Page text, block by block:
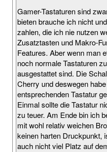
Gamer-Tastaturen sind
bieten brauche ich nicht
zahlen, die ich nie nutzen
Zusatztasten und Makro-
Features. Aber wenn man
noch normale Tastaturen
ausgestattet sind. Die
Cherry und deswegen
entsprechenden Tastatur
Einmal sollte die Tastatur
zu teuer. Am Ende bin ich
mit wohl relativ weichen
keinen harten Druckpunkt,
auch nicht viel Platz auf